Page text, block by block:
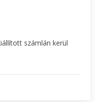
számlán kerül